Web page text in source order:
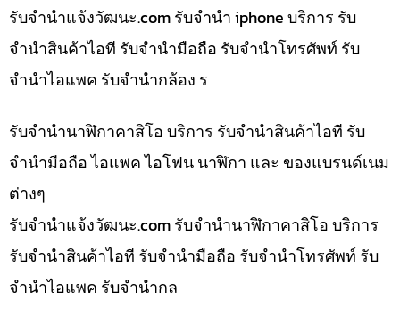
รับจํานําแจ้งวัฒนะ.com รับจำนำ iphone บริการ รับ
จำนำสินค้าไอที รับจำนำมือถือ รับจำนำโทรศัพท์ รับ
จำนำไอแพค รับจำนำกล้อง ร
รับจำนำนาฬิกาคาสิโอ บริการ รับจำนำสินค้าไอที รับ
จำนำมือถือ ไอแพค ไอโฟน นาฬิกา และ ของแบรนด์เนม
ต่างๆ
รับจํานําแจ้งวัฒนะ.com รับจำนำนาฬิกาคาสิโอ บริการ
รับจำนำสินค้าไอที รับจำนำมือถือ รับจำนำโทรศัพท์ รับ
จำนำไอแพค รับจำนำกล